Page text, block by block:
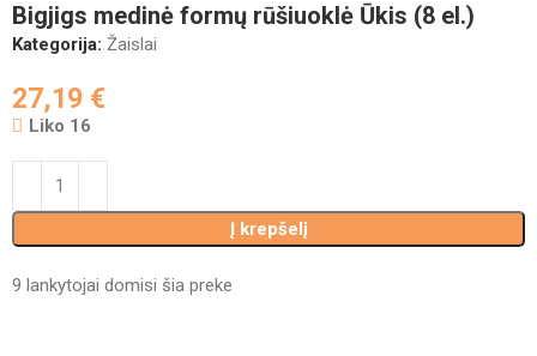
Bigjigs medinė formų rūšiuoklė Ūkis (8 el.)
Kategorija: Žaislai
27,19 €
Liko 16
Į krepšelį
9 lankytojai domisi šia preke